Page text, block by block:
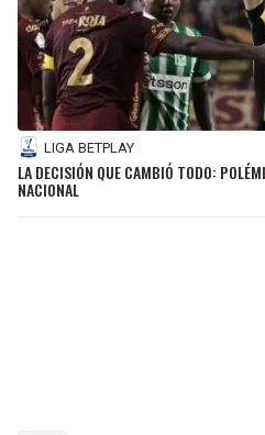
LIGA BETPLAY
LA DECISIÓN QUE CAMBIÓ TODO:
NACIONAL